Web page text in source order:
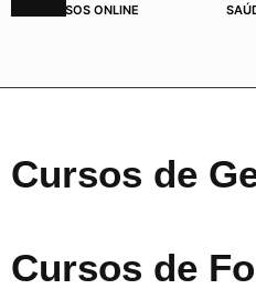
CURSOS ONLINE
Cursos de
Cursos de